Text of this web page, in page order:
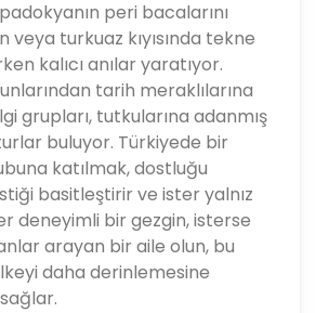
peri bacalarını
veya turkuaz kıyısında tekne
kalıcı anılar yaratıyor.
tarih meraklılarına
grupları, tutkularına adanmış
buluyor. Türkiyede bir
katılmak, dostluğu
basitleştirir ve ister yalnız
deneyimli bir gezgin, isterse
arayan bir aile olun, bu
daha derinlemesine